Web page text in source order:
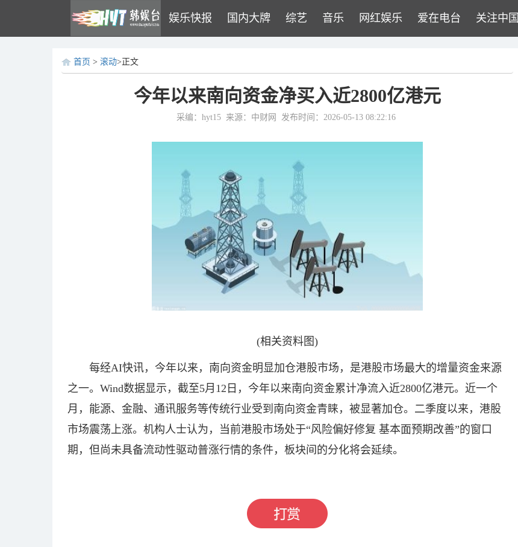
娱乐快报 国内大牌 综艺 音乐 网红娱乐 爱在电台 关注中国
首页 > 滚动>正文
今年以来南向资金净买入近2800亿港元
采编：hyt15 来源：中财网 发布时间：2026-05-13 08:22:16
(相关资料图)
每经AI快讯，今年以来，南向资金明显加仓港股市场，是港股市场最大的增量资金来源
之一。Wind数据显示，截至5月12日，今年以来南向资金累计净流入近2800亿港元。近一个
月，能源、金融、通讯服务等传统行业受到南向资金青睐，被显著加仓。二季度以来，港股
市场震荡上涨。机构人士认为，当前港股市场处于“风险偏好修复 基本面预期改善”的窗口
期，但尚未具备流动性驱动普涨行情的条件，板块间的分化将会延续。